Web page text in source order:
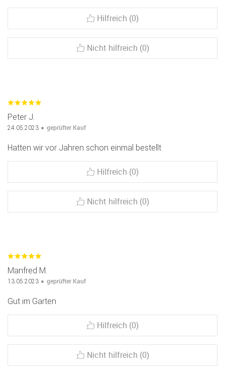
Hilfreich (0)
Nicht hilfreich (0)
Peter J.
24.05.2023 geprüfter Kauf
Hatten wir vor Jahren schon einmal bestellt
Hilfreich (0)
Nicht hilfreich (0)
Manfred M.
13.05.2023 geprüfter Kauf
Gut im Garten
Hilfreich (0)
Nicht hilfreich (0)